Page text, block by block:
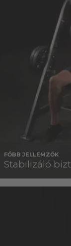
FŐBB JELLEMZŐK
Stabilizáló